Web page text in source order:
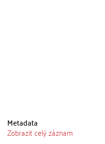
Metadata
Zobrazit celý záznam